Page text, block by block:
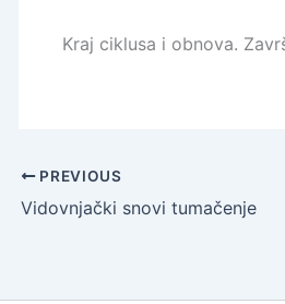
Kraj ciklusa i obnova.
PREVIOUS
Vidovnjački snovi tumačenje